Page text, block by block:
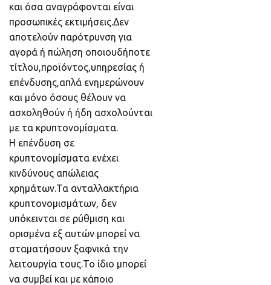
και όσα αναγράφονται είναι
προσωπικές εκτιμήσεις.Δεν
αποτελούν παρότρυνση για
αγορά ή πώληση οποιουδήποτε
τίτλου,προϊόντος,υπηρεσίας ή
επένδυσης,απλά ενημερώνουν
και μόνο όσους θέλουν να
ασχοληθούν ή ήδη ασχολούνται
με τα κρυπτονομίσματα.
Η επένδυση σε
κρυπτονομίσματα ενέχει
κινδύνους απώλειας
χρημάτων.Τα ανταλλακτήρια
κρυπτονομισμάτων, δεν
υπόκεινται σε ρύθμιση και
ορισμένα εξ αυτών μπορεί να
σταματήσουν ξαφνικά την
λειτουργία τους.Το ίδιο μπορεί
να συμβεί και με κάποιο